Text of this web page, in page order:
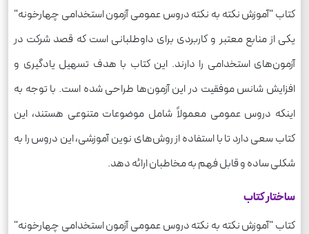
کتاب "آموزش نکته به نکته دروس عمومی آزمون استخدامی چهارخونه"
یکی از منابع معتبر و کاربردی برای داوطلبانی است که قصد شرکت در
آزمون‌های استخدامی را دارند. این کتاب با هدف تسهیل یادگیری و
افزایش شانس موفقیت در این آزمون‌ها طراحی شده است. با توجه به
اینکه دروس عمومی معمولاً شامل موضوعات متنوعی هستند، این
کتاب سعی دارد تا با استفاده از روش‌های نوین آموزشی، این دروس را به
شکلی ساده و قابل فهم به مخاطبان ارائه دهد.
ساختار کتاب
کتاب "آموزش نکته به نکته دروس عمومی آزمون استخدامی چهارخونه"